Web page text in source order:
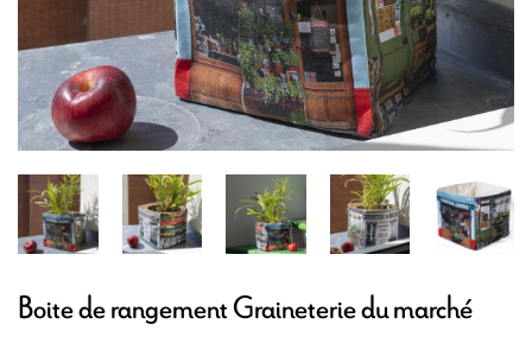
Boite de rangement Graineterie du marché